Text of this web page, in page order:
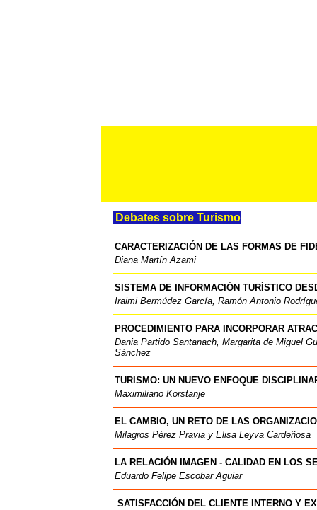
Debates sobre Turismo
CARACTERIZACIÓN DE LAS FORMAS DE
Diana Martín Azami
SISTEMA DE INFORMACIÓN TURÍSTICO
Iraimi Bermúdez García, Ramón Antonio
PROCEDIMIENTO PARA INCORPORAR
Dania Partido Santanach, Margarita de Miguel
Sánchez
TURISMO: UN NUEVO ENFOQUE
Maximiliano Korstanje
EL CAMBIO, UN RETO DE LAS
Milagros Pérez Pravia y Elisa Leyva Cardeñosa
LA RELACIÓN IMAGEN - CALIDAD EN LOS
Eduardo Felipe Escobar Aguiar
SATISFACCIÓN DEL CLIENTE INTERNO Y